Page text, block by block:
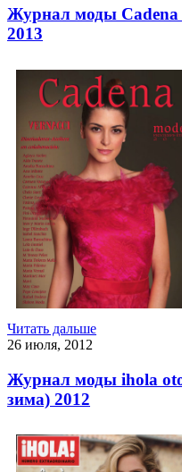
Журнал моды Cadena
2013
Читать дальше
26 июля, 2012
Журнал моды ihola
зима) 2012